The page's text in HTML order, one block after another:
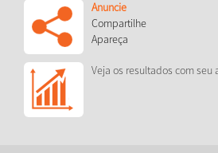
Anuncie
Compartilhe
Apareça
Veja os resultados com seu